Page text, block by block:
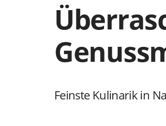
Feinste Kulinarik in